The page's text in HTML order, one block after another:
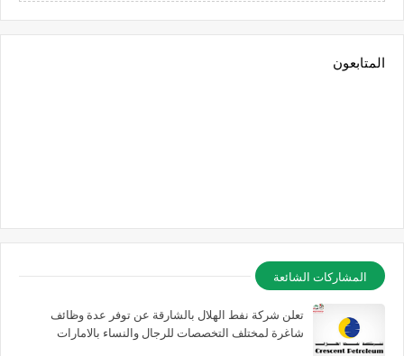
المتابعون
المشاركات الشائعة
تعلن شركة نفط الهلال بالشارقة عن توفر عدة وظائف
شاغرة لمختلف التخصصات للرجال والنساء بالامارات